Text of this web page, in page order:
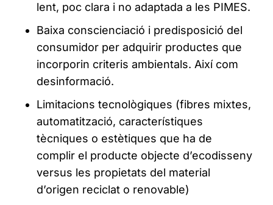
lent, poc clara i no adaptada a les PIMES.
Baixa conscienciació i predisposició del
consumidor per adquirir productes que
incorporin criteris ambientals. Així com
desinformació.
Limitacions tecnològiques (fibres mixtes,
automatització, característiques
tècniques o estètiques que ha de
complir el producte objecte d’ecodisseny
versus les propietats del material
d’origen reciclat o renovable)